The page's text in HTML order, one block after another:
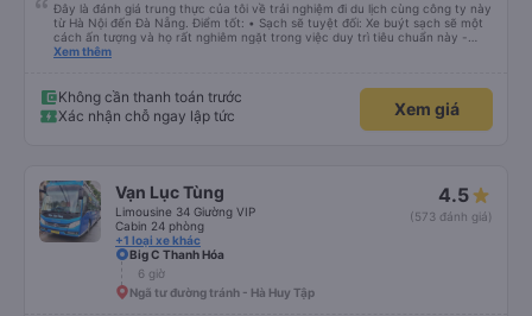
Đây là đánh giá trung thực của tôi về trải nghiệm đi du lịch cùng công ty này
từ Hà Nội đến Đà Nẵng. Điểm tốt: • Sạch sẽ tuyệt đối: Xe buýt sạch sẽ một
cách ấn tượng và họ rất nghiêm ngặt trong việc duy trì tiêu chuẩn này -
không được phép ăn trên xe. Đây là lần đầu tiên tôi thấy sự chú trọng đến
suốt chuyến đi. • Tùy chọn sạc: Có sẵn cổng sạc USB và USB-C, đây cũng
là lần đầu tiên tôi thấy. • Môi trường yên tĩnh và thanh bình: Họ không bật
đèn không cần thiết hoặc bật nhạc lớn, giúp tôi dễ dàng thư giãn và ngủ
điểm đón đã được thay đổi sang một địa điểm xa hơn khoảng 30 phút. Tuy
nhiên, họ đã đền bù cho tôi 100.000 VND, tôi thấy công bằng. • Tài xế không
thân thiện: Tài xế không thực sự thân thiện hoặc hữu ích, nhưng không đến
mức không thể chịu nổi. • Xe buýt quá đông ở Đà Nẵng: Khi chúng tôi
chuyển sang xe buýt khác để đến khách sạn của mình ở Đà Nẵng, xe quá
đông và tôi phải ngồi trên một chiếc ghế nhựa ở lối đi giữa, điều này không lý
tưởng. Nhìn chung: Mặc dù có một vài bất tiện nhỏ, tôi đã có trải nghiệm
tích cực với công ty này. Đây là dịch vụ xe buýt tốt nhất mà tôi từng sử
dụng ở Việt Nam. Sự sạch sẽ, thoải mái và yên tĩnh tạo nên sự khác biệt
Xem thêm
Không cần thanh toán trước
Xác nhận chỗ ngay lập tức
Xem giá
Vạn Lục Tùng
Limousine 34 Giường VIP
Cabin 24 phòng
+1 loại xe khác
4.5
(573 đánh giá)
Big C Thanh Hóa
6 giờ
Ngã tư đường tránh - Hà Huy Tập